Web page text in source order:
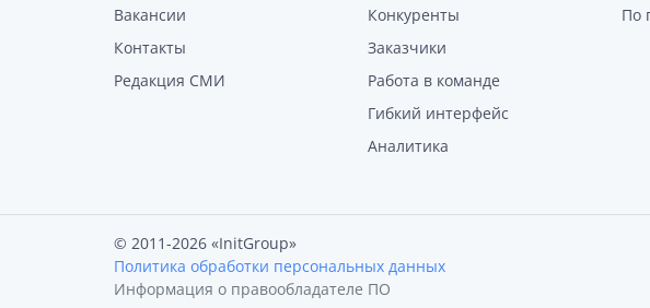
Вакансии
Контакты
Редакция СМИ
Конкуренты
Заказчики
Работа в команде
Гибкий интерфейс
Аналитика
По
© 2011-2026 «InitGroup»
Политика обработки персональных данных
Информация о правообладателе ПО